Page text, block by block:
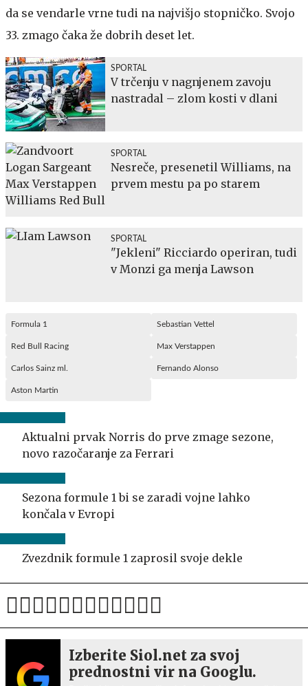
da se vendarle vrne tudi na najvišjo stopničko. Svojo
33. zmago čaka že dobrih deset let.
SPORTAL
V trčenju v nagnjenem zavoju
nastradal – zlom kosti v dlani
SPORTAL
Nesreče, presenetil Williams, na
prvem mestu pa po starem
SPORTAL
"Jekleni" Ricciardo operiran, tudi
v Monzi ga menja Lawson
Formula 1 Sebastian Vettel
Red Bull Racing Max Verstappen
Carlos Sainz ml. Fernando Alonso
Aston Martin
Aktualni prvak Norris do prve zmage sezone,
novo razočaranje za Ferrari
Sezona formule 1 bi se zaradi vojne lahko
končala v Evropi
Zvezdnik formule 1 zaprosil svoje dekle
Izberite Siol.net za svoj
prednostni vir na Googlu.